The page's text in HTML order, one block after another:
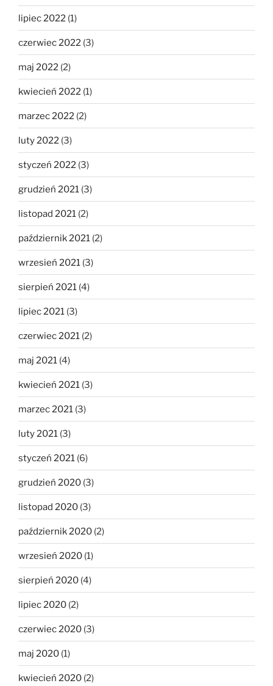
lipiec 2022 (1)
czerwiec 2022 (3)
maj 2022 (2)
kwiecień 2022 (1)
marzec 2022 (2)
luty 2022 (3)
styczeń 2022 (3)
grudzień 2021 (3)
listopad 2021 (2)
październik 2021 (2)
wrzesień 2021 (3)
sierpień 2021 (4)
lipiec 2021 (3)
czerwiec 2021 (2)
maj 2021 (4)
kwiecień 2021 (3)
marzec 2021 (3)
luty 2021 (3)
styczeń 2021 (6)
grudzień 2020 (3)
listopad 2020 (3)
październik 2020 (2)
wrzesień 2020 (1)
sierpień 2020 (4)
lipiec 2020 (2)
czerwiec 2020 (3)
maj 2020 (1)
kwiecień 2020 (2)